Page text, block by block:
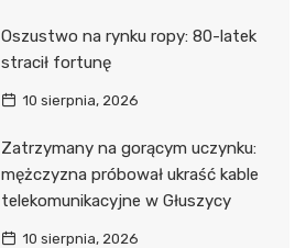
Oszustwo na rynku ropy: 80-latek
stracił fortunę
10 sierpnia, 2026
Zatrzymany na gorącym uczynku:
mężczyzna próbował ukraść kable
telekomunikacyjne w Głuszycy
10 sierpnia, 2026